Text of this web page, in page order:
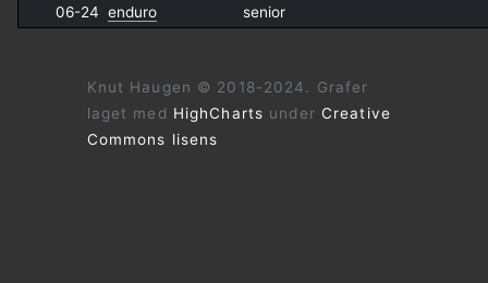
06-24 enduro
senior
Knut Haugen © 2018-2024. Grafer
laget med HighCharts under Creative
Commons lisens